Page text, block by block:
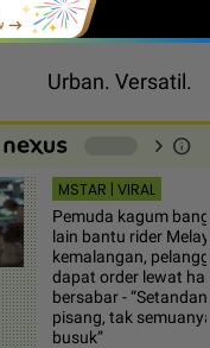
Urban. Versatil.
chevron_right info
MSTAR | VIRAL
Pemuda kagum
lain bantu rider
kemalangan,
dapat order lewat
bersabar - “Setandan
pisang, tak
busuk”